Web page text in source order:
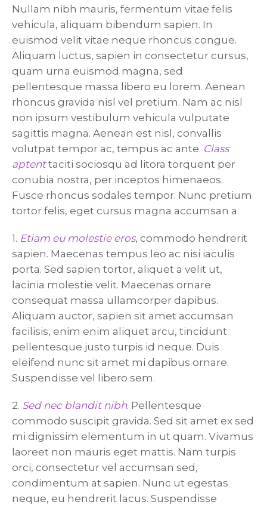
Nullam nibh mauris, fermentum vitae felis
vehicula, aliquam bibendum sapien. In
euismod velit vitae neque rhoncus congue.
Aliquam luctus, sapien in consectetur cursus,
quam urna euismod magna, sed
pellentesque massa libero eu lorem. Aenean
rhoncus gravida nisl vel pretium. Nam ac nisl
non ipsum vestibulum vehicula vulputate
sagittis magna. Aenean est nisl, convallis
volutpat tempor ac, tempus ac ante. Class
aptenttaciti sociosqu ad litora torquent per
conubia nostra, per inceptos himenaeos.
Fusce rhoncus sodales tempor. Nunc pretium
tortor felis, eget cursus magna accumsan a.
1. Etiam eu molestie eros, commodo hendrerit
sapien. Maecenas tempus leo ac nisi iaculis
porta. Sed sapien tortor, aliquet a velit ut,
lacinia molestie velit. Maecenas ornare
consequat massa ullamcorper dapibus.
Aliquam auctor, sapien sit amet accumsan
facilisis, enim enim aliquet arcu, tincidunt
pellentesque justo turpis id neque. Duis
eleifend nunc sit amet mi dapibus ornare.
Suspendisse vel libero sem.
2. Sed nec blandit nibh. Pellentesque
commodo suscipit gravida. Sed sit amet ex sed
mi dignissim elementum in ut quam. Vivamus
laoreet non mauris eget mattis. Nam turpis
orci, consectetur vel accumsan sed,
condimentum at sapien. Nunc ut egestas
neque, eu hendrerit lacus. Suspendisse